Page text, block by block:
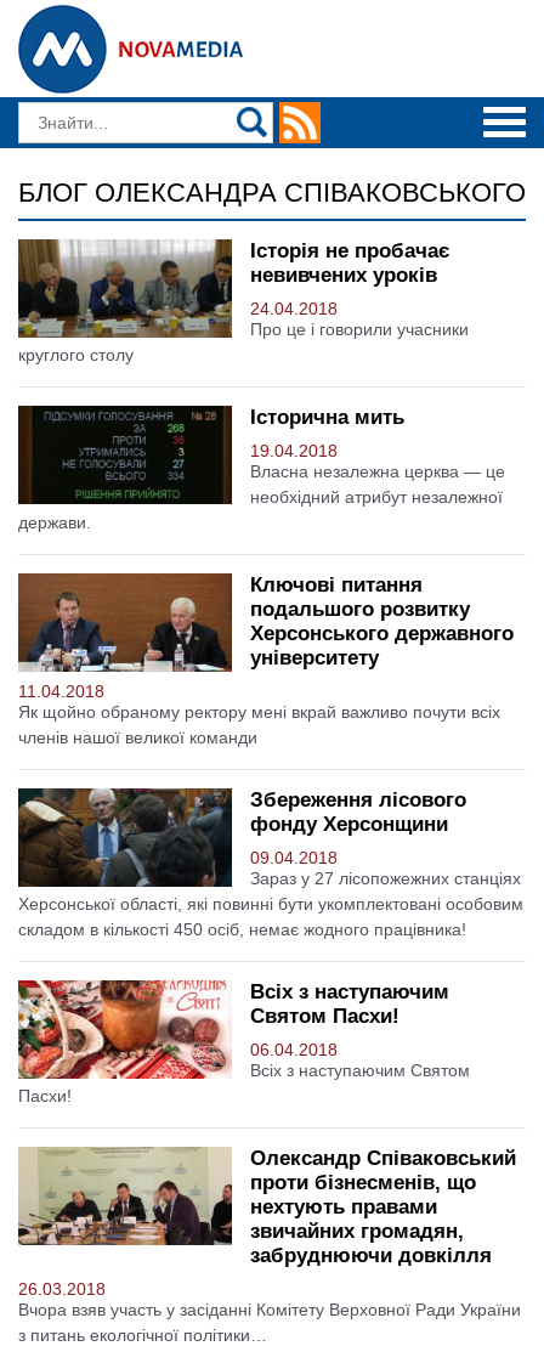
БЛОГ ОЛЕКСАНДРА СПІВАКОВСЬКОГО
Історія не пробачає
невивчених уроків
24.04.2018
Про це і говорили учасники
круглого столу
Історична мить
19.04.2018
Власна незалежна церква — це
необхідний атрибут незалежної
держави.
Ключові питання
подальшого розвитку
Херсонського державного
університету
11.04.2018
Як щойно обраному ректору мені вкрай важливо почути всіх
членів нашої великої команди
Збереження лісового
фонду Херсонщини
09.04.2018
Зараз у 27 лісопожежних станціях
Херсонської області, які повинні бути укомплектовані особовим
складом в кількості 450 осіб, немає жодного працівника!
Всіх з наступаючим
Святом Пасхи!
06.04.2018
Всіх з наступаючим Святом
Пасхи!
Олександр Співаковський
проти бізнесменів, що
нехтують правами
звичайних громадян,
забруднюючи довкілля
26.03.2018
Вчора взяв участь у засіданні Комітету Верховної Ради України
з питань екологічної політики…